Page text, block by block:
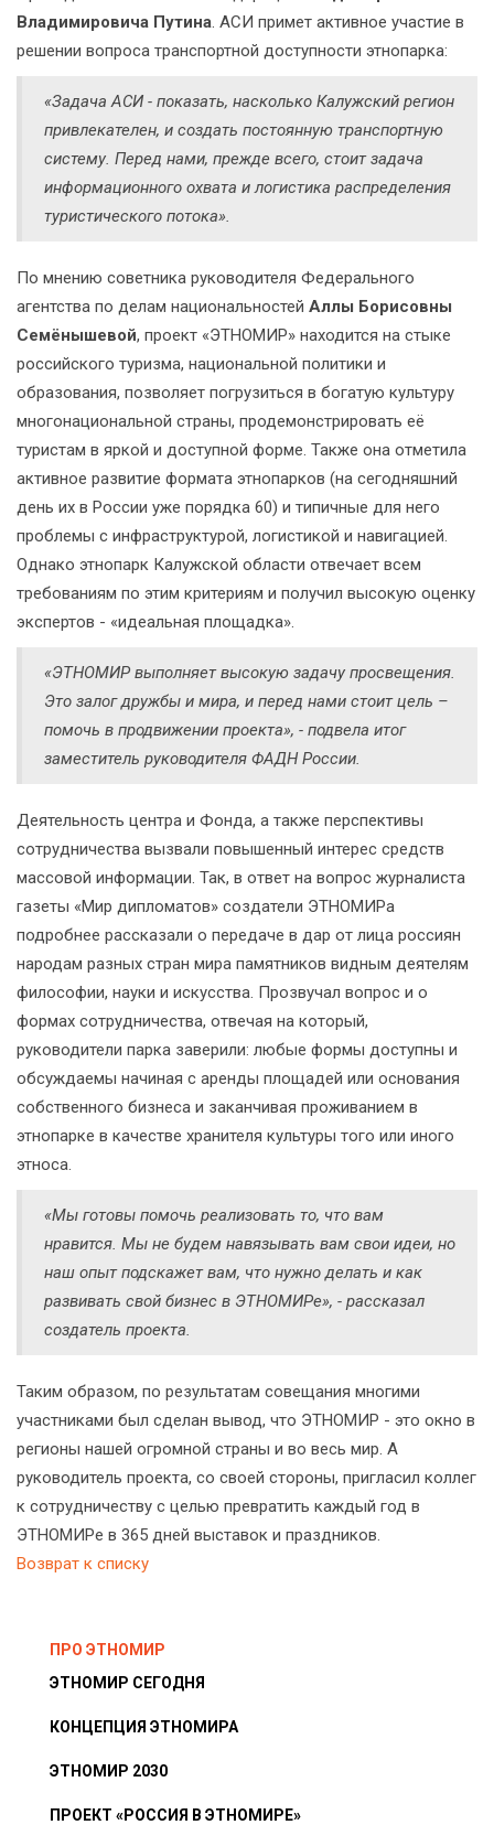
Владимировича Путина. АСИ примет активное участие в
решении вопроса транспортной доступности этнопарка:
«Задача АСИ - показать, насколько Калужский регион
привлекателен, и создать постоянную транспортную
систему. Перед нами, прежде всего, стоит задача
информационного охвата и логистика распределения
туристического потока».
По мнению советника руководителя Федерального
агентства по делам национальностей Аллы Борисовны
Семёнышевой, проект «ЭТНОМИР» находится на стыке
российского туризма, национальной политики и
образования, позволяет погрузиться в богатую культуру
многонациональной страны, продемонстрировать её
туристам в яркой и доступной форме. Также она отметила
активное развитие формата этнопарков (на сегодняшний
день их в России уже порядка 60) и типичные для него
проблемы с инфраструктурой, логистикой и навигацией.
Однако этнопарк Калужской области отвечает всем
требованиям по этим критериям и получил высокую оценку
экспертов - «идеальная площадка».
«ЭТНОМИР выполняет высокую задачу просвещения.
Это залог дружбы и мира, и перед нами стоит цель –
помочь в продвижении проекта», - подвела итог
заместитель руководителя ФАДН России.
Деятельность центра и Фонда, а также перспективы
сотрудничества вызвали повышенный интерес средств
массовой информации. Так, в ответ на вопрос журналиста
газеты «Мир дипломатов» создатели ЭТНОМИРа
подробнее рассказали о передаче в дар от лица россиян
народам разных стран мира памятников видным деятелям
философии, науки и искусства. Прозвучал вопрос и о
формах сотрудничества, отвечая на который,
руководители парка заверили: любые формы доступны и
обсуждаемы начиная с аренды площадей или основания
собственного бизнеса и заканчивая проживанием в
этнопарке в качестве хранителя культуры того или иного
этноса.
«Мы готовы помочь реализовать то, что вам
нравится. Мы не будем навязывать вам свои идеи, но
наш опыт подскажет вам, что нужно делать и как
развивать свой бизнес в ЭТНОМИРе», - рассказал
создатель проекта.
Таким образом, по результатам совещания многими
участниками был сделан вывод, что ЭТНОМИР - это окно в
регионы нашей огромной страны и во весь мир. А
руководитель проекта, со своей стороны, пригласил коллег
к сотрудничеству с целью превратить каждый год в
ЭТНОМИРе в 365 дней выставок и праздников.
Возврат к списку
ПРО ЭТНОМИР
ЭТНОМИР СЕГОДНЯ
КОНЦЕПЦИЯ ЭТНОМИРА
ЭТНОМИР 2030
ПРОЕКТ «РОССИЯ В ЭТНОМИРЕ»